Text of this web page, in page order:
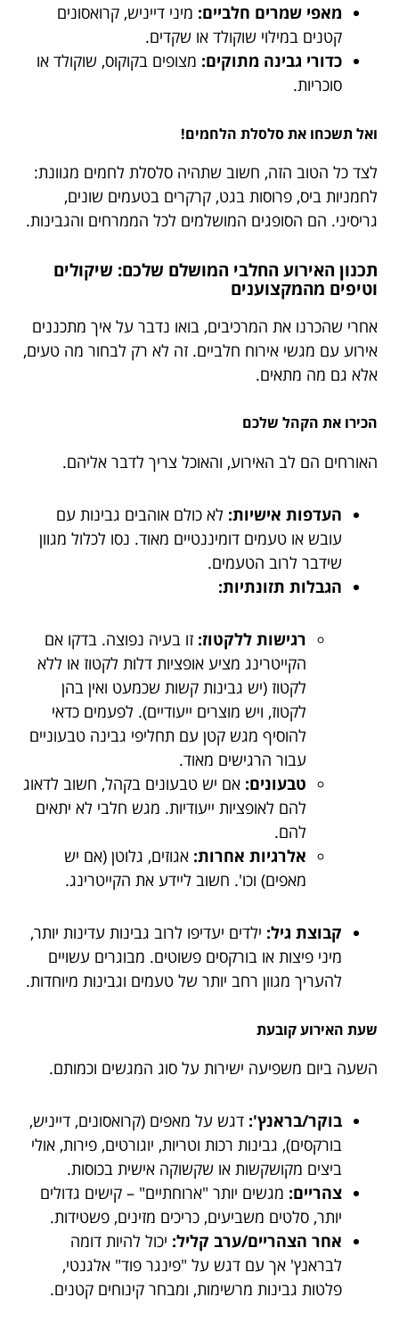
מאפי שמרים חלביים: מיני דייניש, קרואסונים
קטנים במילוי שוקולד או שקדים.
כדורי גבינה מתוקים: מצופים בקוקוס, שוקולד או
סוכריות.
ואל תשכחו את סלסלת הלחמים!
לצד כל הטוב הזה, חשוב שתהיה סלסלת לחמים מגוונת:
לחמניות ביס, פרוסות בגט, קרקרים בטעמים שונים,
גריסיני. הם הסופגים המושלמים לכל הממרחים והגבינות.
תכנון האירוע החלבי המושלם שלכם: שיקולים
וטיפים מהמקצוענים
אחרי שהכרנו את המרכיבים, בואו נדבר על איך מתכננים
אירוע עם מגשי אירוח חלביים. זה לא רק לבחור מה טעים,
אלא גם מה מתאים.
הכירו את הקהל שלכם
האורחים הם לב האירוע, והאוכל צריך לדבר אליהם.
העדפות אישיות: לא כולם אוהבים גבינות עם
עובש או טעמים דומיננטיים מאוד. נסו לכלול מגוון
שידבר לרוב הטעמים.
הגבלות תזונתיות:
רגישות ללקטוז: זו בעיה נפוצה. בדקו אם
הקייטרינג מציע אופציות דלות לקטוז או ללא
לקטוז (יש גבינות קשות שכמעט ואין בהן
לקטוז, ויש מוצרים ייעודיים). לפעמים כדאי
להוסיף מגש קטן עם תחליפי גבינה טבעוניים
עבור הרגישים מאוד.
טבעונים: אם יש טבעונים בקהל, חשוב לדאוג
להם לאופציות ייעודיות. מגש חלבי לא יתאים
להם.
אלרגיות אחרות: אגוזים, גלוטן (אם יש
מאפים) וכו'. חשוב ליידע את הקייטרינג.
קבוצת גיל: ילדים יעדיפו לרוב גבינות עדינות יותר,
מיני פיצות או בורקסים פשוטים. מבוגרים עשויים
להעריך מגוון רחב יותר של טעמים וגבינות מיוחדות.
שעת האירוע קובעת
השעה ביום משפיעה ישירות על סוג המגשים וכמותם.
בוקר/בראנץ': דגש על מאפים (קרואסונים, דייניש,
בורקסים), גבינות רכות וטריות, יוגורטים, פירות, אולי
ביצים מקושקשות או שקשוקה אישית בכוסות.
צהריים: מגשים יותר "ארוחתיים" – קישים גדולים
יותר, סלטים משביעים, כריכים מזינים, פשטידות.
אחר הצהריים/ערב קליל: יכול להיות דומה
לבראנץ' אך עם דגש על "פינגר פוד" אלגנטי,
פלטות גבינות מרשימות, ומבחר קינוחים קטנים.